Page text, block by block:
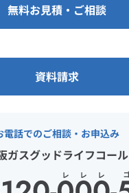
無料お見積・ご相談
資料請求
電話でのご相談・お申込み
ガスグッドライフコール